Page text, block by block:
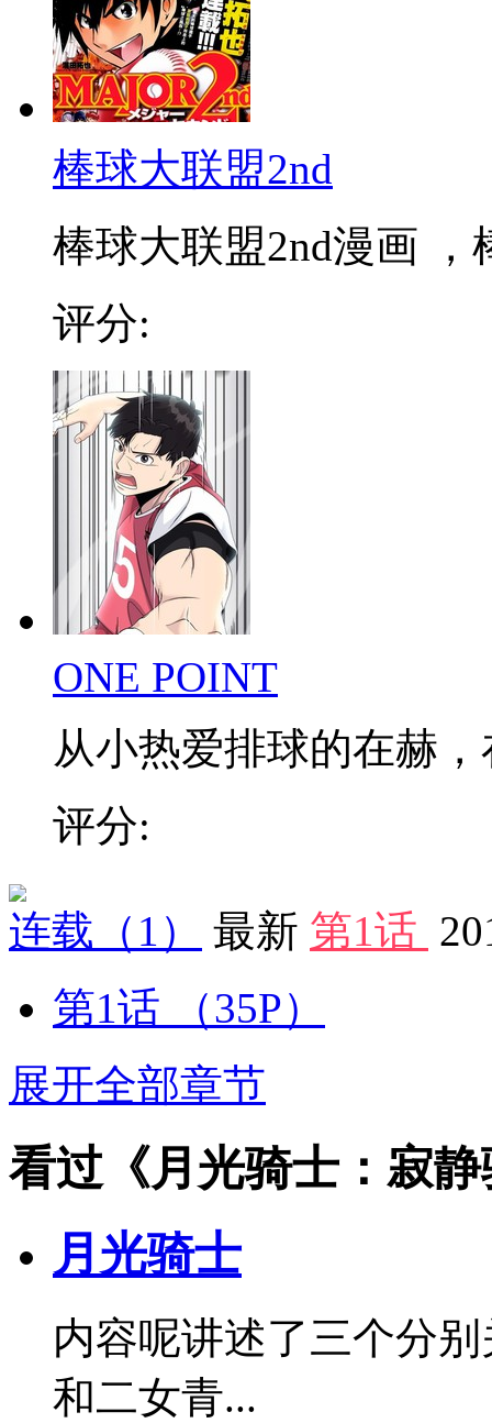
棒球大联盟2nd
棒球大联盟2nd漫画 ，
评分:
ONE POINT
从小热爱排球的在赫，
评分:
连载 （1） 最新 第1话
第1话
（35P）
展开全部章节
看过《月光骑士：寂
月光骑士
内容呢讲述了三个分
和二女青...